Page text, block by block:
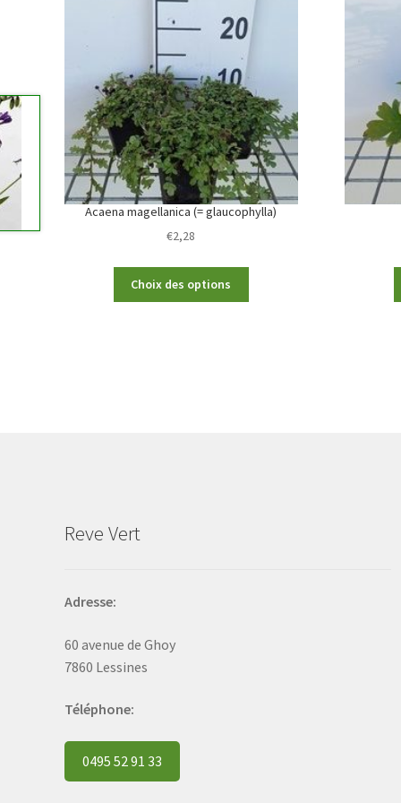
Acaena magellanica (= glaucophylla)
€2,28
Choix des options
Reve Vert
Adresse:
60 avenue de Ghoy
7860 Lessines
Téléphone:
0495 52 91 33